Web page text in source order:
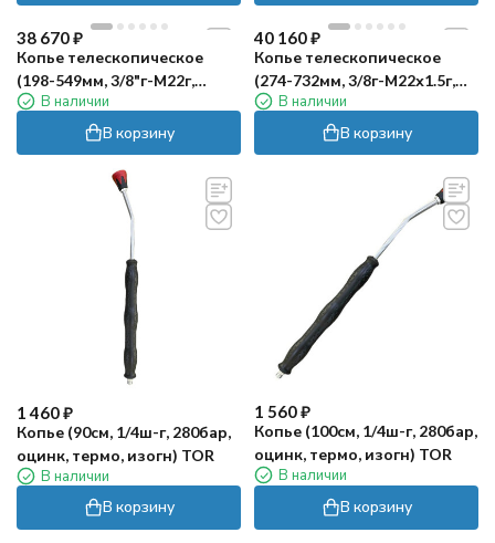
38 670₽
Копье телескопическое
(198-549мм, 3/8"г-М22г,
250бар) Mecline
В наличии
В корзину
40 160₽
Копье телескопическое
(274-732мм, 3/8г-М22х1.5г,
250бар) Mecline
В наличии
В корзину
1 460₽
Копье (90см, 1/4ш-г, 280бар,
оцинк, термо, изогн) TOR
В наличии
В корзину
1 560₽
Копье (100см, 1/4ш-г, 280бар,
оцинк, термо, изогн) TOR
В наличии
В корзину